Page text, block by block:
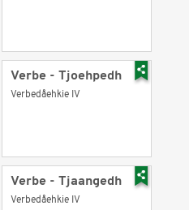
Verbe - Tjoehpedh
Verbedåehkie IV
Verbe - Tjaangedh
Verbedåehkie IV